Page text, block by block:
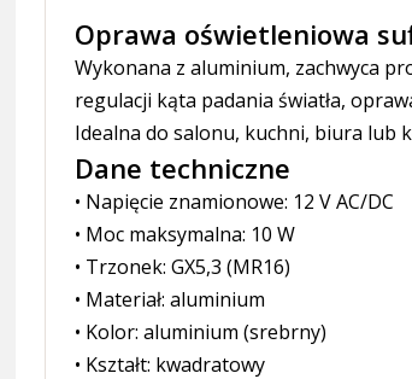
Oprawa oświetleniowa
Wykonana z aluminium, zachwyca
regulacji kąta padania światła,
Idealna do salonu, kuchni, biura lub
Dane techniczne
• Napięcie znamionowe: 12 V AC/DC
• Moc maksymalna: 10 W
• Trzonek: GX5,3 (MR16)
• Materiał: aluminium
• Kolor: aluminium (srebrny)
• Kształt: kwadratowy